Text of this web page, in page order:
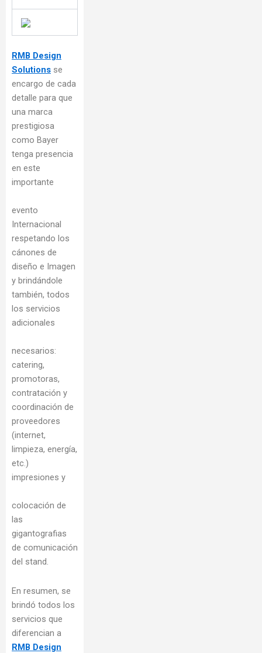
RMB Design
Solutions se
encargo de cada
detalle para que
una marca
prestigiosa
como Bayer
tenga presencia
en este
importante
evento
Internacional
respetando los
cánones de
diseño e Imagen
y brindándole
también, todos
los servicios
adicionales
necesarios:
catering,
promotoras,
contratación y
coordinación de
proveedores
(internet,
limpieza, energía,
etc.)
impresiones y
colocación de
las
gigantografias
de comunicación
del stand.
En resumen, se
brindó todos los
servicios que
diferencian a
RMB Design